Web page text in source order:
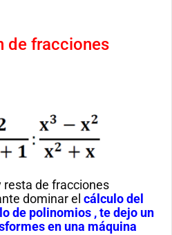
de fracciones
resta de fracciones
dominar el cálculo del
de polinomios ,te dejo un
en una máquina